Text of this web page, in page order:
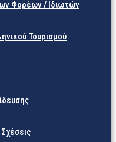
Φορέων / Ιδιωτών
Τουρισμού